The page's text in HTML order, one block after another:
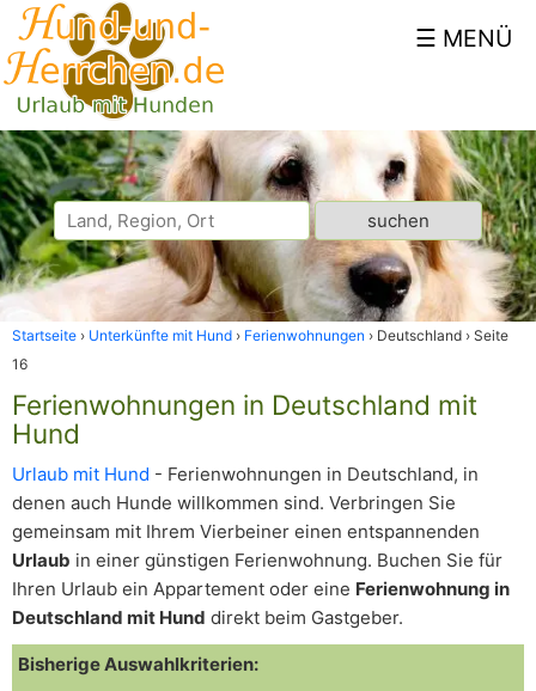
Startseite Unterkünfte mit Hund Ferienwohnungen Deutschland
Seite
16
Ferienwohnungen in Deutschland mit
Hund
Urlaub mit Hund - Ferienwohnungen in Deutschland, in
denen auch Hunde willkommen sind. Verbringen Sie
gemeinsam mit Ihrem Vierbeiner einen entspannenden
Urlaub in einer günstigen Ferienwohnung. Buchen Sie für
Ihren Urlaub ein Appartement oder eine Ferienwohnung in
Deutschland mit Hund direkt beim Gastgeber.
Bisherige Auswahlkriterien: